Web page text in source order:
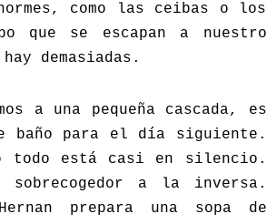
como las ceibas o los
que se escapan a nuestro
demasiadas.
a una pequeña cascada, es
baño para el día siguiente.
todo está casi en silencio.
sobrecogedor a la inversa.
prepara una sopa de